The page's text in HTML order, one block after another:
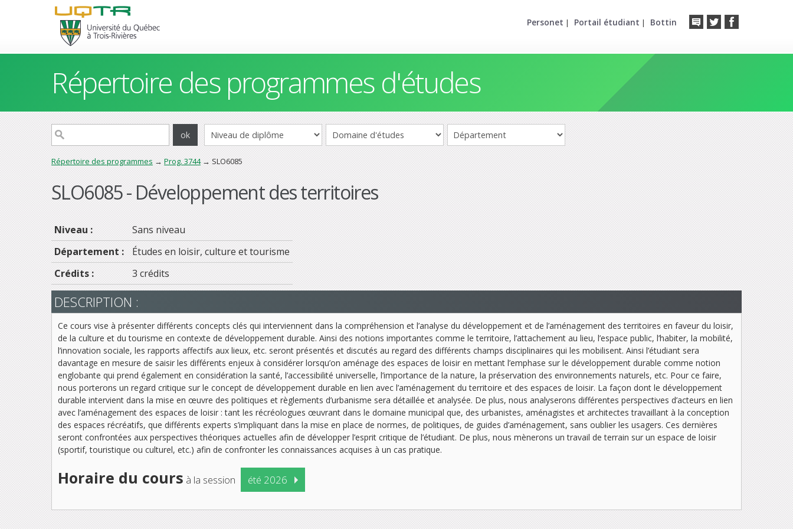
Personet | Portail étudiant | Bottin
Répertoire des programmes d'études
Répertoire des programmes → Prog. 3744→ SLO6085
SLO6085 - Développement des territoires
Niveau :
Sans niveau
Département :
Études en loisir, culture et tourisme
Crédits :
3 crédits
DESCRIPTION :
Ce cours vise à présenter différents concepts clés qui interviennent dans la compréhension et l’analyse du développement et de l’aménagement des territoires en faveur du loisir,
de la culture et du tourisme en contexte de développement durable. Ainsi des notions importantes comme le territoire, l’attachement au lieu, l’espace public, l’habiter, la mobilité,
l’innovation sociale, les rapports affectifs aux lieux, etc. seront présentés et discutés au regard des différents champs disciplinaires qui les mobilisent. Ainsi l’étudiant sera
davantage en mesure de saisir les différents enjeux à considérer lorsqu’on aménage des espaces de loisir en mettant l’emphase sur le développement durable comme notion
englobante qui prend également en considération la santé, l’accessibilité universelle, l’importance de la nature, la préservation des environnements naturels, etc. Pour ce faire,
nous porterons un regard critique sur le concept de développement durable en lien avec l’aménagement du territoire et des espaces de loisir. La façon dont le développement
durable intervient dans la mise en œuvre des politiques et règlements d’urbanisme sera détaillée et analysée. De plus, nous analyserons différentes perspectives d’acteurs en lien
avec l’aménagement des espaces de loisir : tant les récréologues œuvrant dans le domaine municipal que, des urbanistes, aménagistes et architectes travaillant à la conception
des espaces récréatifs, que différents experts s’impliquant dans la mise en place de normes, de politiques, de guides d’aménagement, sans oublier les usagers. Ces dernières
seront confrontées aux perspectives théoriques actuelles afin de développer l’esprit critique de l’étudiant. De plus, nous mènerons un travail de terrain sur un espace de loisir
(sportif, touristique ou culturel, etc.) afin de confronter les connaissances acquises à un cas pratique.
Horaire du cours à la session été 2026